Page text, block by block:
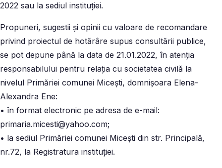
2022 sau la sediul instituţiei.
Propuneri, sugestii şi opinii cu valoare de recomandare
privind proiectul de hotărâre supus consultării publice,
se pot depune până la data de 21.01.2022, în atenţia
responsabilului pentru relaţia cu societatea civilă la
nivelul Primăriei comunei Miceşti, domnişoara Elena-
Alexandra Ene:
• în format electronic pe adresa de e-mail:
primaria.micesti@yahoo.com;
• la sediul Primăriei comunei Miceşti din str. Principală,
nr.72, la Registratura instituţiei.